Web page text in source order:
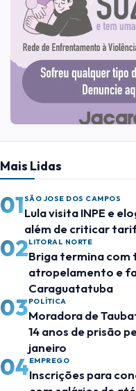
Mais Lidas
01SÃO JOSE DOS CAMPOS
Lula visita INPE e
além de criticar
02LITORAL NORTE
Briga termina
atropelamento e
Caraguatatuba
03POLÍTICA
Moradora de
14 anos de prisão
janeiro
04EMPREGO
Inscrições para